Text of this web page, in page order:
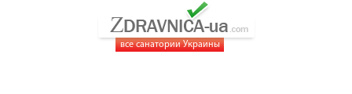
все санатории Украины